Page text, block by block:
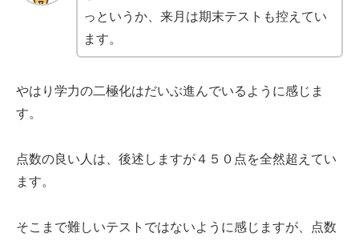
っというか、来月は期末テストも控えてい
ます。
やはり学力の二極化はだいぶ進んでいるように感じま
す。
点数の良い人は、後述しますが４５０点を全然超えてい
ます。
そこまで難しいテストではないように感じますが、点数